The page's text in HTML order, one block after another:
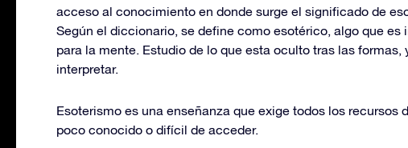
acceso al conocimiento en donde surge el significado de
Según el diccionario, se define como esotérico, algo que
para la mente. Estudio de lo que esta oculto tras las formas,
interpretar.
Esoterismo es una enseñanza que exige todos los recursos
poco conocido o difícil de acceder.